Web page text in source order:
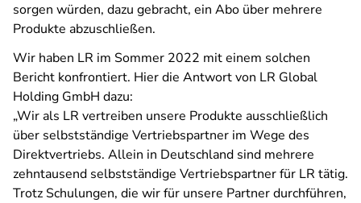
sorgen würden, dazu gebracht, ein Abo über mehrere
Produkte abzuschließen.
Wir haben LR im Sommer 2022 mit einem solchen
Bericht konfrontiert. Hier die Antwort von LR Global
Holding GmbH dazu:
„Wir als LR vertreiben unsere Produkte ausschließlich
über selbstständige Vertriebspartner im Wege des
Direktvertriebs. Allein in Deutschland sind mehrere
zehntausend selbstständige Vertriebspartner für LR tätig.
Trotz Schulungen, die wir für unsere Partner durchführen,